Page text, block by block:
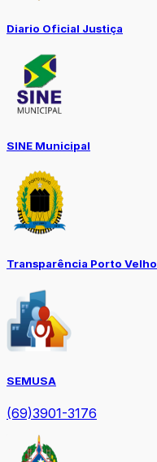
Diario Oficial Justiça
SINE Municipal
Transparência Porto Velho
SEMUSA
(69)3901-3176